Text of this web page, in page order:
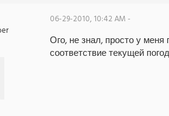
06-29-2010, 10:42 AM -
Ого, не знал, просто у
соответствие текущей